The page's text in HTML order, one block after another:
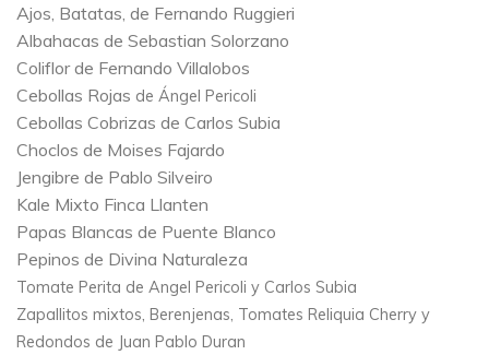
Ajos, Batatas, de Fernando Ruggieri
Albahacas de Sebastian Solorzano
Coliflor de Fernando Villalobos
Cebollas Rojas de Ángel Pericoli
Cebollas Cobrizas de Carlos Subia
Choclos de Moises Fajardo
Jengibre de Pablo Silveiro
Kale Mixto Finca Llanten
Papas Blancas de Puente Blanco
Pepinos de Divina Naturaleza
Tomate Perita de Angel Pericoli y Carlos Subia
Zapallitos mixtos Berenjenas, Tomates Reliquia Cherry y
Redondos de Juan Pablo Duran